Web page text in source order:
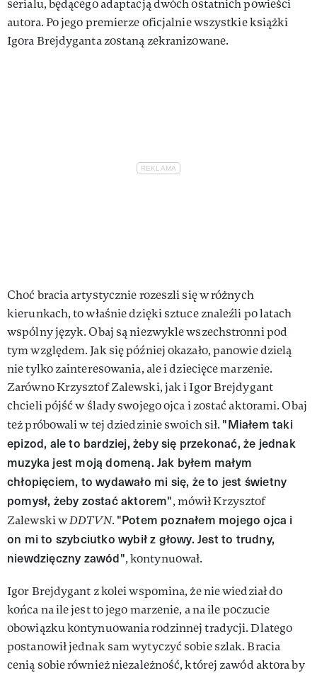
serialu, będącego adaptacją dwóch ostatnich powieści
autora. Po jego premierze oficjalnie wszystkie książki
Igora Brejdyganta zostaną zekranizowane.
Choć bracia artystycznie rozeszli się w różnych
kierunkach, to właśnie dzięki sztuce znaleźli po latach
wspólny język. Obaj są niezwykle wszechstronni pod
tym względem. Jak się później okazało, panowie dzielą
nie tylko zainteresowania, ale i dziecięce marzenie.
Zarówno Krzysztof Zalewski, jak i Igor Brejdygant
chcieli pójść w ślady swojego ojca i zostać aktorami. Obaj
też próbowali w tej dziedzinie swoich sił. "Miałem taki
epizod, ale to bardziej, żeby się przekonać, że jednak
muzyka jest moją domeną. Jak byłem małym
chłopięciem, to wydawało mi się, że to jest świetny
pomysł, żeby zostać aktorem", mówił Krzysztof
Zalewski wDDTVN. "Potem poznałem mojego ojca i
on mi to szybciutko wybił z głowy. Jest to trudny,
niewdzięczny zawód", kontynuował.
Igor Brejdygant z kolei wspomina, że nie wiedział do
końca na ile jest to jego marzenie, a na ile poczucie
obowiązku kontynuowania rodzinnej tradycji. Dlatego
postanowił jednak sam wytyczyć sobie szlak. Bracia
cenią sobie również niezależność, której zawód aktora by